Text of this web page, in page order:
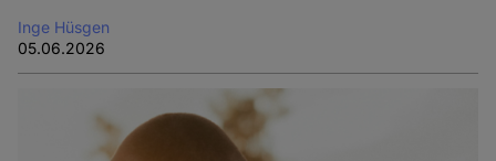
Inge Hüsgen
05.06.2026